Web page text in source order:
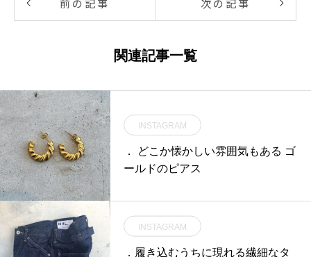
関連記事一覧
INSTAGRAM
． どこか懐かしい雰囲気もある ゴ
ールドのピアス
INSTAGRAM
．履き込むうちに現れる繊細なタ